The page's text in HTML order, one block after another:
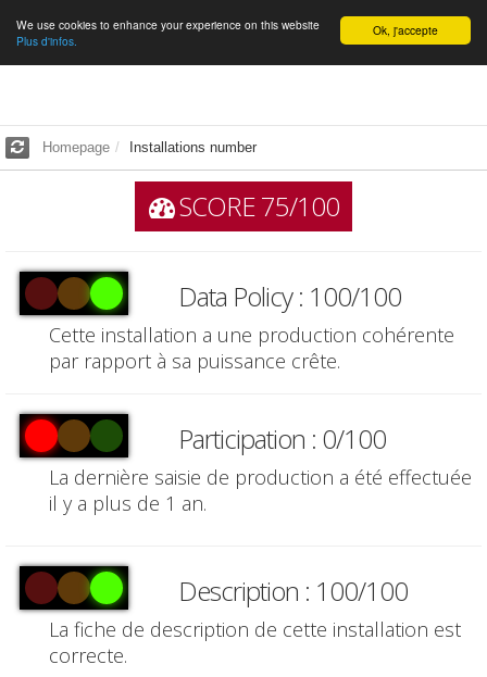
English Ok, j'accepte
We use cookies to enhance your experience on this website
Plus d'infos.
Homepage Installations number
SCORE 75/100
Data Policy : 100/100
Cette installation a une production cohérente
par rapport à sa puissance crête.
Participation : 0/100
La dernière saisie de production a été effectuée
il y a plus de 1 an.
Description : 100/100
La fiche de description de cette installation est
correcte.